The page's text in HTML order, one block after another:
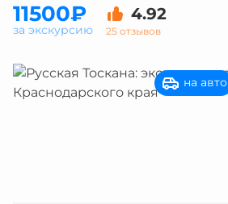
11500₽ 4.92
25 отзывов
за экскурсию
на авто